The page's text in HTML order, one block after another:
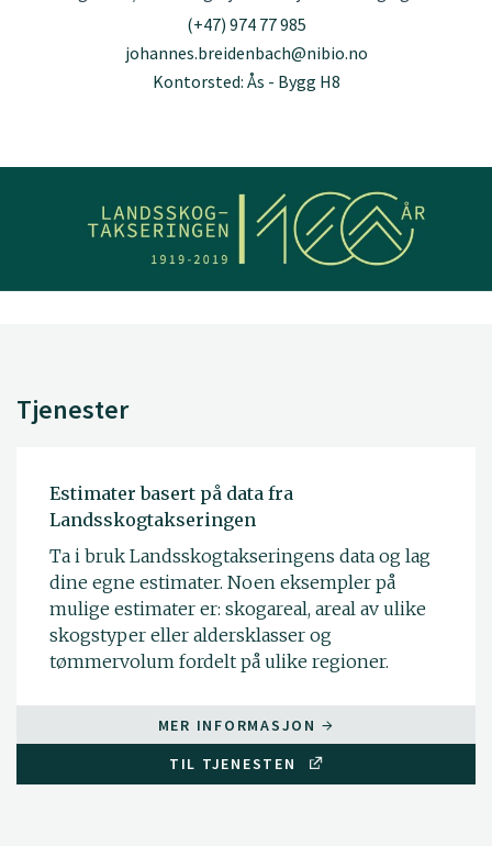
(+47) 974 77 985
johannes.breidenbach@nibio.no
Kontorsted: Ås - Bygg H8
Tjenester
Estimater basert på data fra
Landsskogtakseringen
Ta i bruk Landsskogtakseringens data og lag
dine egne estimater. Noen eksempler på
mulige estimater er: skogareal, areal av ulike
skogstyper eller aldersklasser og
tømmervolum fordelt på ulike regioner.
MER INFORMASJON
TIL TJENESTEN